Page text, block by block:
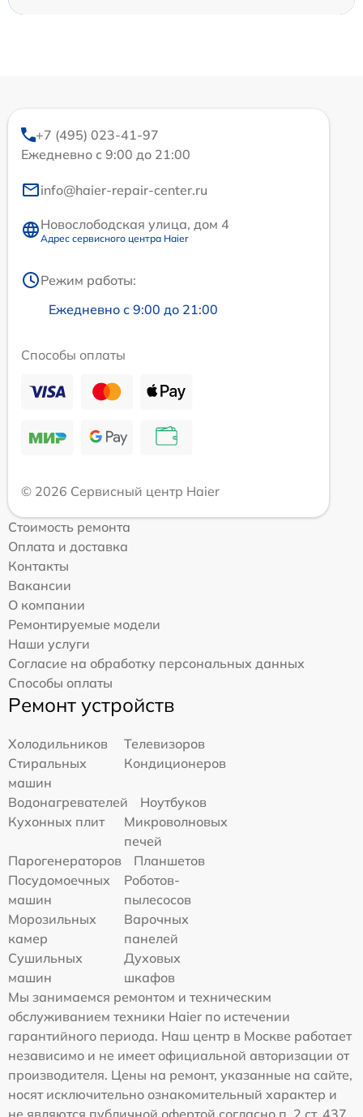
+7 (495) 023-41-97
Ежедневно с 9:00 до 21:00
info@haier-repair-center.ru
Новослободская улица, дом 4
Адрес сервисного центра Haier
Режим работы:
Ежедневно с 9:00 до 21:00
Способы оплаты
© 2026 Сервисный центр Haier
Стоимость ремонта
Оплата и доставка
Контакты
Вакансии
О компании
Ремонтируемые модели
Наши услуги
Согласие на обработку персональных данных
Способы оплаты
Ремонт устройств
Холодильников
Телевизоров
Стиральных
машин
Кондиционеров
Водонагревателей
Ноутбуков
Кухонных плит
Микроволновых
печей
Парогенераторов
Планшетов
Посудомоечных
машин
Роботов-
пылесосов
Морозильных
камер
Варочных
панелей
Сушильных
машин
Духовых
шкафов
Мы занимаемся ремонтом и техническим
обслуживанием техники Haier по истечении
гарантийного периода. Наш центр в Москве работает
независимо и не имеет официальной авторизации от
производителя. Цены на ремонт, указанные на сайте,
носят исключительно ознакомительный характер и
не являются публичной офертой согласно п. 2 ст. 437